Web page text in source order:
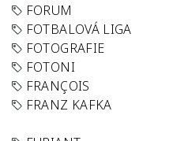
FORUM
FOTBALOVÁ LIGA
FOTOGRAFIE
FOTONI
FRANÇOIS
FRANZ KAFKA